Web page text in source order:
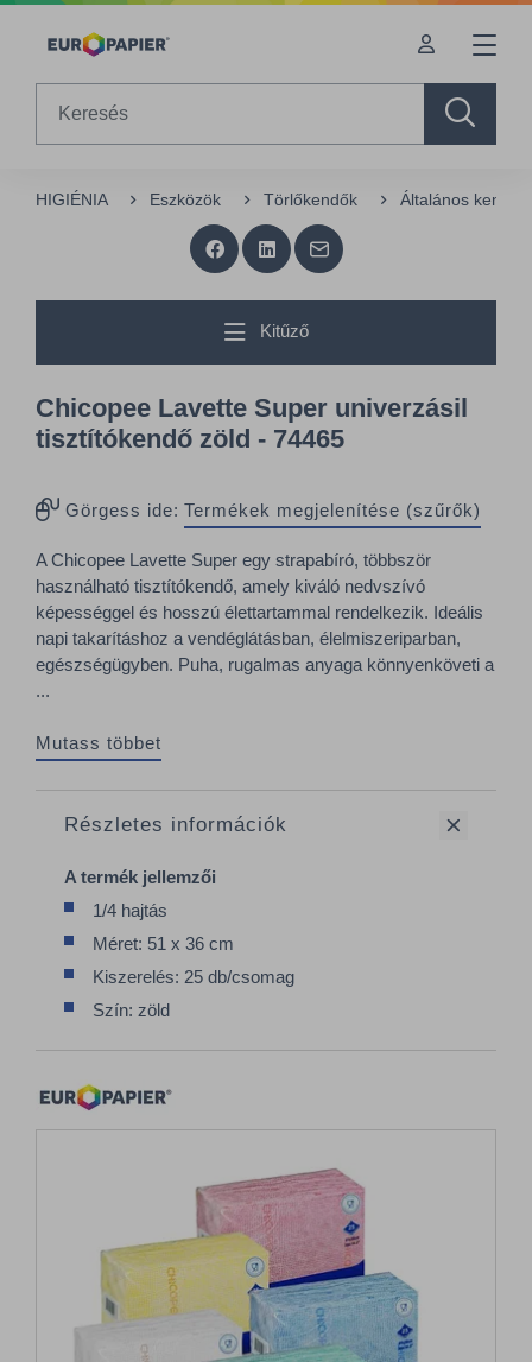
Table Of Content
HIGIÉNIA Eszközök Törlőkendők Általános kendők
Kitűző
Chicopee Lavette Super univerzásil
tisztítókendő zöld - 74465
Görgess ide: Termékek megjelenítése (szűrők)
A Chicopee Lavette Super egy strapabíró, többször
használható tisztítókendő, amely kiváló nedvszívó
képességgel és hosszú élettartammal rendelkezik. Ideális
napi takarításhoz a vendéglátásban, élelmiszeriparban,
egészségügyben. Puha, rugalmas anyaga könnyenköveti a
...
Mutass többet
Részletes információk
A termék jellemzői
1/4 hajtás
Méret: 51 x 36 cm
Kiszerelés: 25 db/csomag
Szín: zöld